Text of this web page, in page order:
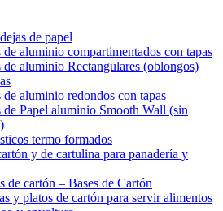
de papel
aluminio compartimentados con tapas
de aluminio Rectangulares (oblongos)
aluminio redondos con tapas
de Papel aluminio Smooth Wall (sin
termo formados
y de cartulina para panadería y
de cartón – Bases de Cartón
y platos de cartón para servir alimentos